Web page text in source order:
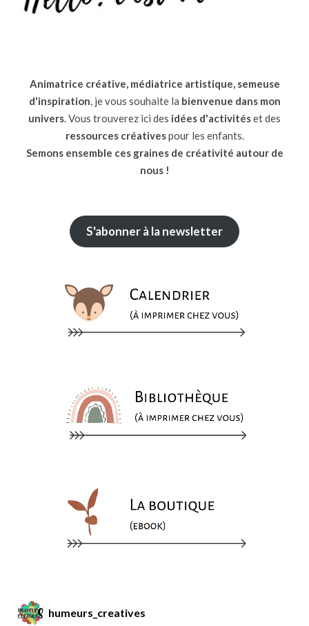
Animatrice créative, médiatrice artistique, semeuse
d'inspiration, je vous souhaite la bienvenue dans mon
univers. Vous trouverez ici des idées d'activitéset des
ressources créativespour les enfants.
Semons ensemble ces graines de créativité autour de
nous !
S'abonner à la newsletter
humeurs_creatives